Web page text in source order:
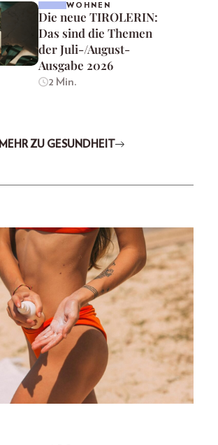
WOHNEN
Die neue TIROLERIN:
Das sind die Themen
der Juli-/August-
Ausgabe 2026
2 Min.
MEHR ZU GESUNDHEIT